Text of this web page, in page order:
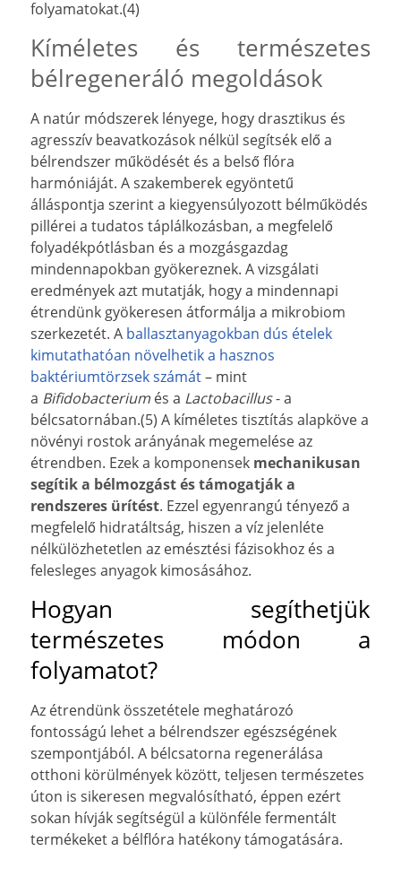
folyamatokat.(4)
Kíméletes és természetes
bélregeneráló megoldások
A natúr módszerek lényege, hogy drasztikus és
agresszív beavatkozások nélkül segítsék elő a
bélrendszer működését és a belső flóra
harmóniáját. A szakemberek egyöntetű
álláspontja szerint a kiegyensúlyozott bélműködés
pillérei a tudatos táplálkozásban, a megfelelő
folyadékpótlásban és a mozgásgazdag
mindennapokban gyökereznek. A vizsgálati
eredmények azt mutatják, hogy a mindennapi
étrendünk gyökeresen átformálja a mikrobiom
szerkezetét. A ballasztanyagokban dús ételek
kimutathatóan növelhetik a hasznos
baktériumtörzsek számát– mint
a Bifidobacterium és a Lactobacillus- a
bélcsatornában.(5) A kíméletes tisztítás alapköve a
növényi rostok arányának megemelése az
étrendben. Ezek a komponensek mechanikusan
segítik a bélmozgást és támogatják a
rendszeres ürítést. Ezzel egyenrangú tényező a
megfelelő hidratáltság, hiszen a víz jelenléte
nélkülözhetetlen az emésztési fázisokhoz és a
felesleges anyagok kimosásához.
Hogyan segíthetjük
természetes módon a
folyamatot?
Az étrendünk összetétele meghatározó
fontosságú lehet a bélrendszer egészségének
szempontjából. A bélcsatorna regenerálása
otthoni körülmények között, teljesen természetes
úton is sikeresen megvalósítható, éppen ezért
sokan hívják segítségül a különféle fermentált
termékeket a bélflóra hatékony támogatására.